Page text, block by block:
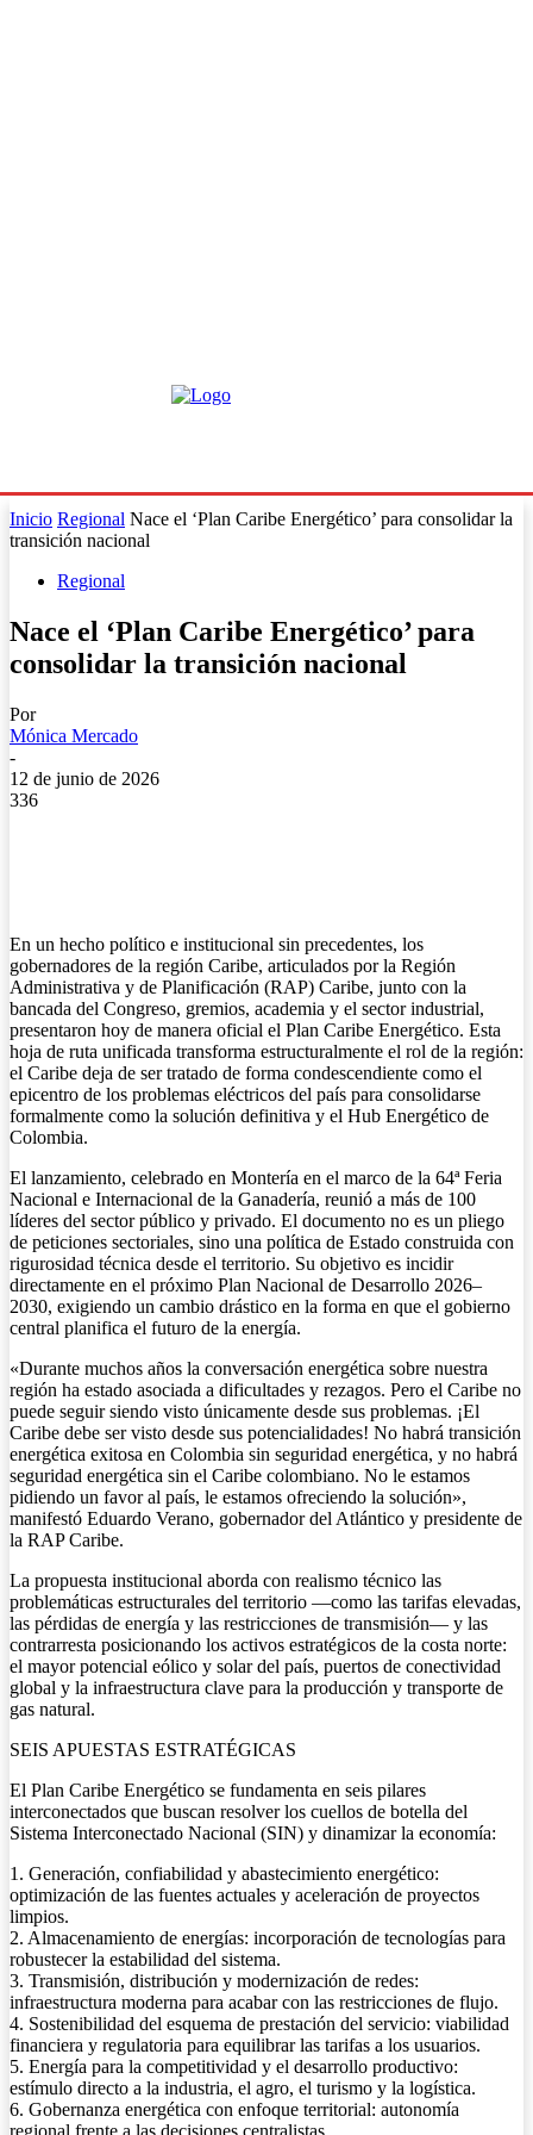
Inicio Regional Nace el ‘Plan Caribe Energético’ para consolidar la
transición nacional
Regional
Nace el ‘Plan Caribe Energético’ para
consolidar la transición nacional
Por
Mónica Mercado
-
12 de junio de 2026
336
En un hecho político e institucional sin precedentes, los
gobernadores de la región Caribe, articulados por la Región
Administrativa y de Planificación (RAP) Caribe, junto con la
bancada del Congreso, gremios, academia y el sector industrial,
presentaron hoy de manera oficial el Plan Caribe Energético. Esta
hoja de ruta unificada transforma estructuralmente el rol de la región:
el Caribe deja de ser tratado de forma condescendiente como el
epicentro de los problemas eléctricos del país para consolidarse
formalmente como la solución definitiva y el Hub Energético de
Colombia.
El lanzamiento, celebrado en Montería en el marco de la 64ª Feria
Nacional e Internacional de la Ganadería, reunió a más de 100
líderes del sector público y privado. El documento no es un pliego
de peticiones sectoriales, sino una política de Estado construida con
rigurosidad técnica desde el territorio. Su objetivo es incidir
directamente en el próximo Plan Nacional de Desarrollo 2026–
2030, exigiendo un cambio drástico en la forma en que el gobierno
central planifica el futuro de la energía.
«Durante muchos años la conversación energética sobre nuestra
región ha estado asociada a dificultades y rezagos. Pero el Caribe no
puede seguir siendo visto únicamente desde sus problemas. ¡El
Caribe debe ser visto desde sus potencialidades! No habrá transición
energética exitosa en Colombia sin seguridad energética, y no habrá
seguridad energética sin el Caribe colombiano. No le estamos
pidiendo un favor al país, le estamos ofreciendo la solución»,
manifestó Eduardo Verano, gobernador del Atlántico y presidente de
la RAP Caribe.
La propuesta institucional aborda con realismo técnico las
problemáticas estructurales del territorio —como las tarifas elevadas,
las pérdidas de energía y las restricciones de transmisión— y las
contrarresta posicionando los activos estratégicos de la costa norte:
el mayor potencial eólico y solar del país, puertos de conectividad
global y la infraestructura clave para la producción y transporte de
gas natural.
SEIS APUESTAS ESTRATÉGICAS
El Plan Caribe Energético se fundamenta en seis pilares
interconectados que buscan resolver los cuellos de botella del
Sistema Interconectado Nacional (SIN) y dinamizar la economía:
1. Generación, confiabilidad y abastecimiento energético:
optimización de las fuentes actuales y aceleración de proyectos
limpios.
2. Almacenamiento de energías: incorporación de tecnologías para
robustecer la estabilidad del sistema.
3. Transmisión, distribución y modernización de redes:
infraestructura moderna para acabar con las restricciones de flujo.
4. Sostenibilidad del esquema de prestación del servicio: viabilidad
financiera y regulatoria para equilibrar las tarifas a los usuarios.
5. Energía para la competitividad y el desarrollo productivo:
estímulo directo a la industria, el agro, el turismo y la logística.
6. Gobernanza energética con enfoque territorial: autonomía
regional frente a las decisiones centralistas.